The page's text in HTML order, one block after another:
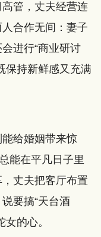
管，丈夫经营连
合作无间：妻子
进行“商业研讨
保持新鲜感又充满
给婚姻带来惊
能在平凡日子里
丈夫把客厅布置
要搞“天台酒
的心。